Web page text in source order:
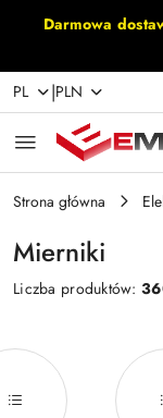
Przejdź do
Przejdź do
Przejdź do
Przejdź do
Przejdź do
Darmowa
PL |PLN
Strona główna
Mierniki
Liczba produktów: